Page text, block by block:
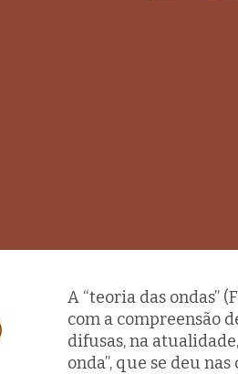
A “teoria das ondas”
com a compreensão
difusas, na
onda”, que se deu